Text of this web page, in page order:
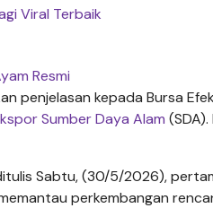
Viral Terbaik
Resmi
penjelasan kepada Bursa
Sumber Daya Alam
Sabtu, (30/5/2026),
perkembangan